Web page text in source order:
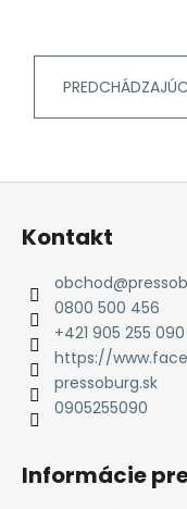
Z
Kontakt
obchod@
0800 500 456
+421 905 255 090
https://
pressoburg.sk
0905255090
Informácie